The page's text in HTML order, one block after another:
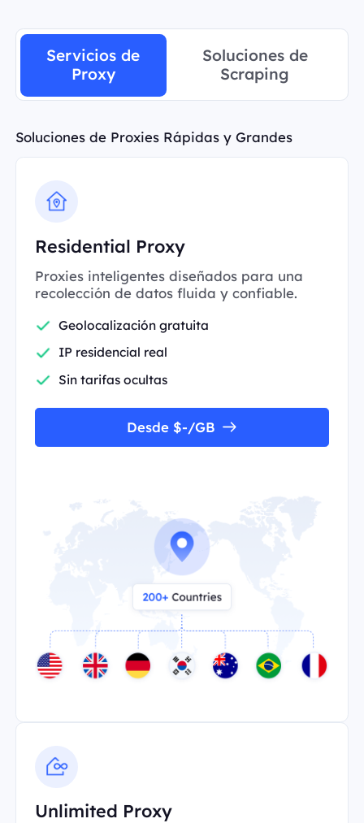
Servicios de
Proxy
Soluciones de
Scraping
Soluciones de Proxies Rápidas y Grandes
Residential Proxy
Proxies inteligentes diseñados para una
recolección de datos fluida y confiable.
Geolocalización gratuita
IP residencial real
Sin tarifas ocultas
Desde $-/GB
Unlimited Proxy